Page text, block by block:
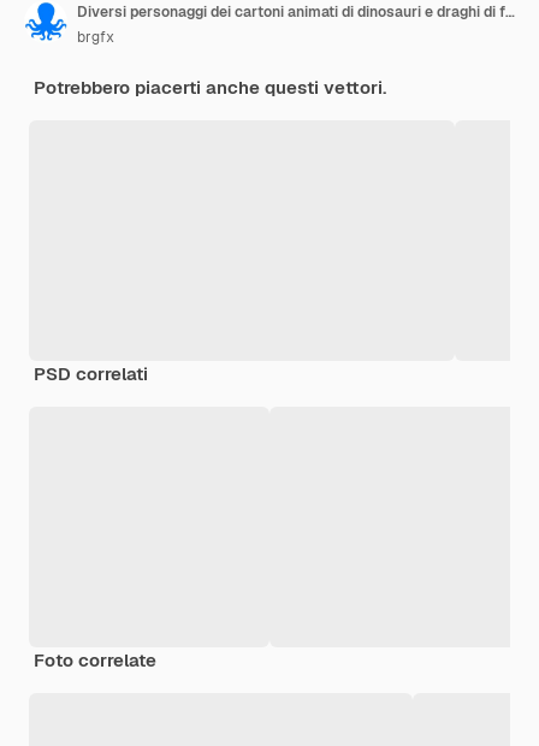
Diversi personaggi dei cartoni animati di dinosauri e draghi di fantasia isolati
brgfx
Potrebbero piacerti anche questi vettori.
PSD correlati
Foto correlate